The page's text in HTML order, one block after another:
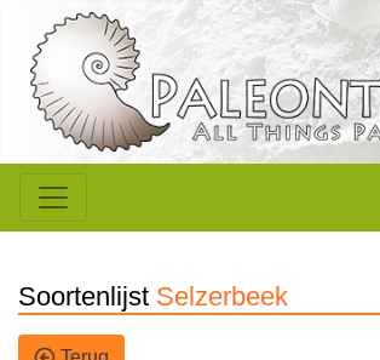
Soortenlijst Selzerbeek